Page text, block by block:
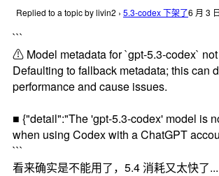
Replied to a topic by livin2 › 5.3-codex 下架了6 月 3 日
```
⚠ Model metadata for `gpt-5.3-codex`
Defaulting to fallback metadata; this can
performance and cause issues.
■ {"detail":"The 'gpt-5.3-codex' model is
when using Codex with a ChatGPT
```
看来确实是不能用了，5.4 消耗又太快了...